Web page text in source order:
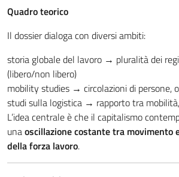
Quadro teorico
Il dossier dialoga con diversi ambiti:
storia globale del lavoro → pluralità dei
(libero/non libero)
mobility studies → circolazioni di persone,
studi sulla logistica → rapporto tra
L’idea centrale è che il capitalismo
unaoscillazione costante tra movimento
della forza lavoro.